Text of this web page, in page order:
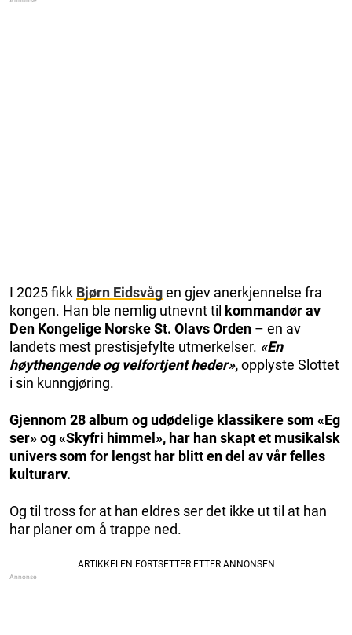
I 2025 fikk Bjørn Eidsvågen gjev anerkjennelse fra
kongen. Han ble nemlig utnevnt til kommandør av
Den Kongelige Norske St. Olavs Orden – en av
landets mest prestisjefylte utmerkelser. «En
høythengende og velfortjent heder»,opplyste Slottet
i sin kunngjøring.
Gjennom 28 album og udødelige klassikere som «Eg
ser» og «Skyfri himmel», har han skapt et musikalsk
univers som for lengst har blitt en del av vår felles
kulturarv.
Og til tross for at han eldres ser det ikke ut til at han
har planer om å trappe ned.